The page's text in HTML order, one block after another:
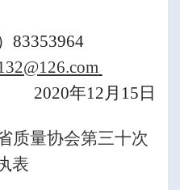
83353964
2020年12月 15 日
质量协会第三十次
表